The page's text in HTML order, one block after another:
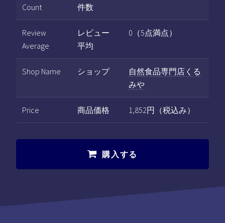
Count
件数
Review
Average
レビュー
平均
0（5点満点）
Shop Name ショップ
自然食品専門店くる
みや
Price 商品価格 1,852円（税込み）
購入する